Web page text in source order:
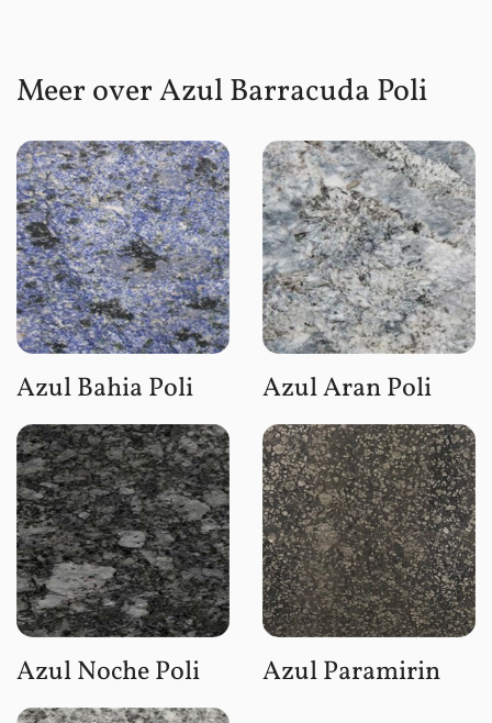
Meer over Azul Barracuda Poli
Azul Bahia Poli Azul Aran Poli
Azul Noche Poli Azul Paramirin